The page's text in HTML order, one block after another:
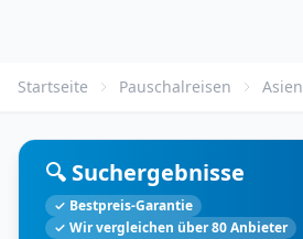
Startseite Pauschalreisen Asien
🔍 Suchergebnisse
✓ Bestpreis-Garantie
✓ Wir vergleichen über 80 Anbieter